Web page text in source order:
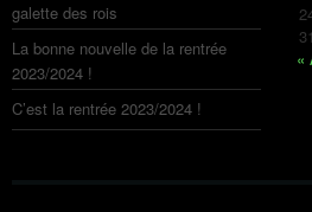
galette des rois
La bonne nouvelle de la rentrée
2023/2024 !
C’est la rentrée 2023/2024 !
31
«